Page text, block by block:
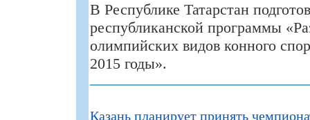
В Республике Татарстан
республиканской программы
олимпийских видов конного
2015 годы».
Казань планирует принять